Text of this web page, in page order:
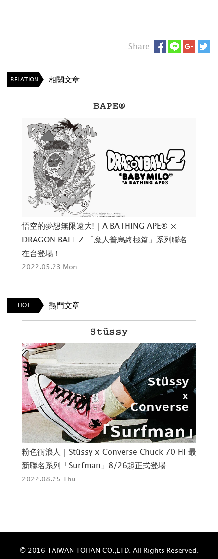
Share
RELATION 相關文章
BAPE®
悟空的夢想無限遠大!｜A BATHING APE® ×
DRAGON BALL Z 「魔人普烏終極篇」系列聯名
在台登場！
2022.05.23 Mon
HOT 熱門文章
Stüssy
粉色衝浪人｜Stüssy x Converse Chuck 70 Hi 最
新聯名系列「Surfman」8/26起正式登場
2022.08.25 Thu
© 2016 TAIWAN TOHAN CO.,LTD. All Rights Reserved.